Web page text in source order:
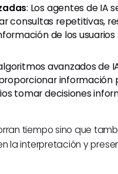
: Los agentes de IA
consultas repetitivas,
de los
avanzados de
información
tomar decisiones
tiempo sino que
la interpretación y